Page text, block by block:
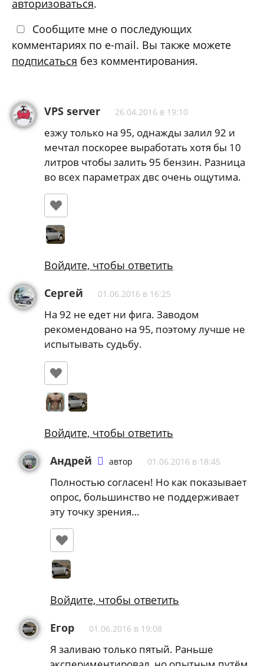
авторизоваться.
Сообщите мне о последующих
VPS server 26.04.2016 в 19:10
езжу только на 95, однажды залил 92 и
мечтал поскорее выработать хотя бы 10
литров чтобы залить 95 бензин. Разница
во всех параметрах двс очень ощутима.
Войдите, чтобы ответить
Сергей
01.06.2016 в 16:25
На 92 не едет ни фига. Заводом
рекомендовано на 95, поэтому лучше не
испытывать судьбу.
Войдите, чтобы ответить
Андрей
автор 01.06.2016 в 18:45
Полностью согласен! Но как показывает
опрос, большинство не поддерживает
эту точку зрения…
Войдите, чтобы ответить
Егор
01.06.2016 в 19:08